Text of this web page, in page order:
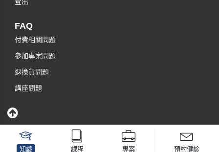
FAQ
付費相關問題
參加專案問題
退換貨問題
講座問題
知識 課程 專案 預約健診